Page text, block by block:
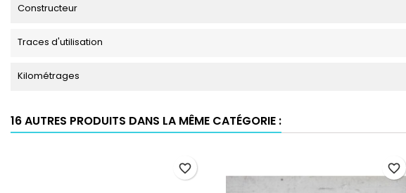
Constructeur
Traces d'utilisation
Kilométrages
16 AUTRES PRODUITS DANS LA MÊME CATÉGORIE :
favorite_border favorite_border